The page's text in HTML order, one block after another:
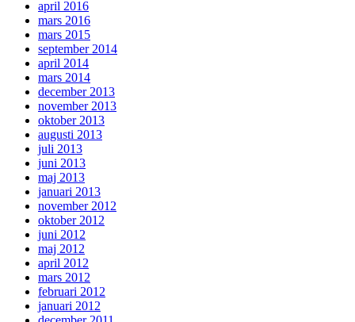
april 2016
mars 2016
mars 2015
september 2014
april 2014
mars 2014
december 2013
november 2013
oktober 2013
augusti 2013
juli 2013
juni 2013
maj 2013
januari 2013
november 2012
oktober 2012
juni 2012
maj 2012
april 2012
mars 2012
februari 2012
januari 2012